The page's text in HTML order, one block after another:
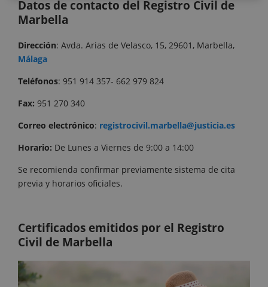
Datos de contacto del Registro Civil de
Marbella
Dirección: Avda. Arias de Velasco, 15, 29601, Marbella,
Málaga
Teléfonos: 951 914 357- 662 979 824
Fax: 951 270 340
Correo electrónico: registrocivil.marbella@justicia.es
Horario: De Lunes a Viernes de 9:00 a 14:00
Se recomienda confirmar previamente sistema de cita
previa y horarios oficiales.
Certificados emitidos por el Registro
Civil de Marbella